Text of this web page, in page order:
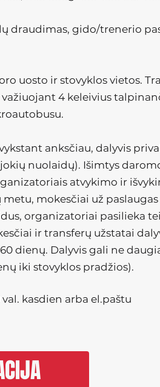
draudimas, gido/trenerio
uosto ir stovyklos vietos.
važiuojant 4 keleivius
anksčiau, dalyvis
nuolaidų). Išimtys
atvykimo ir
mokesčiai už
organizatoriai pasilieka
ir transferų užstatai
dienų. Dalyvis gali ne
iki stovyklos pradžios).
kasdien arba el.paštu